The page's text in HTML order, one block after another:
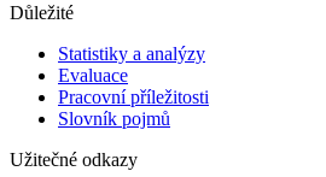
Důležité
Statistiky a analýzy
Evaluace
Pracovní příležitosti
Slovník pojmů
Užitečné odkazy